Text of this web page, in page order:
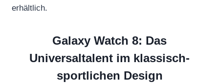
erhältlich.
Galaxy Watch 8: Das
Universaltalent im klassisch-
sportlichen Design